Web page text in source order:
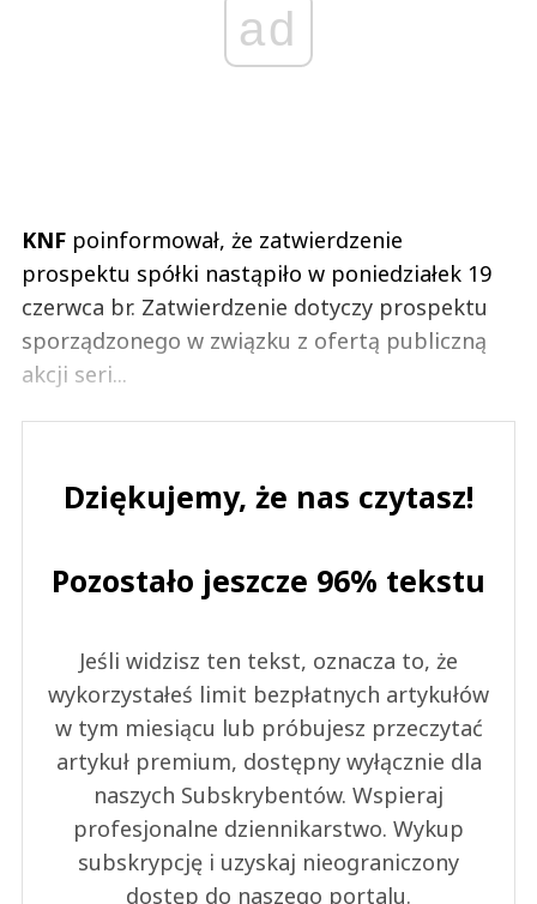
ad
KNF poinformował, że zatwierdzenie
prospektu spółki nastąpiło w poniedziałek 19
czerwca br. Zatwierdzenie dotyczy prospektu
sporządzonego w związku z ofertą publiczną
akcji seri...
Dziękujemy, że nas czytasz!
Pozostało jeszcze 96% tekstu
Jeśli widzisz ten tekst, oznacza to, że
wykorzystałeś limit bezpłatnych artykułów
w tym miesiącu lub próbujesz przeczytać
artykuł premium, dostępny wyłącznie dla
naszych Subskrybentów. Wspieraj
profesjonalne dziennikarstwo. Wykup
subskrypcję i uzyskaj nieograniczony
dostęp do naszego portalu.